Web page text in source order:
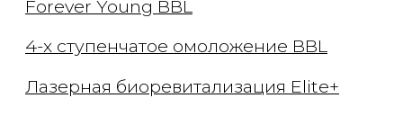
Удаление татуировок
Удаление татуажа бровей
Удаление татуажа губ